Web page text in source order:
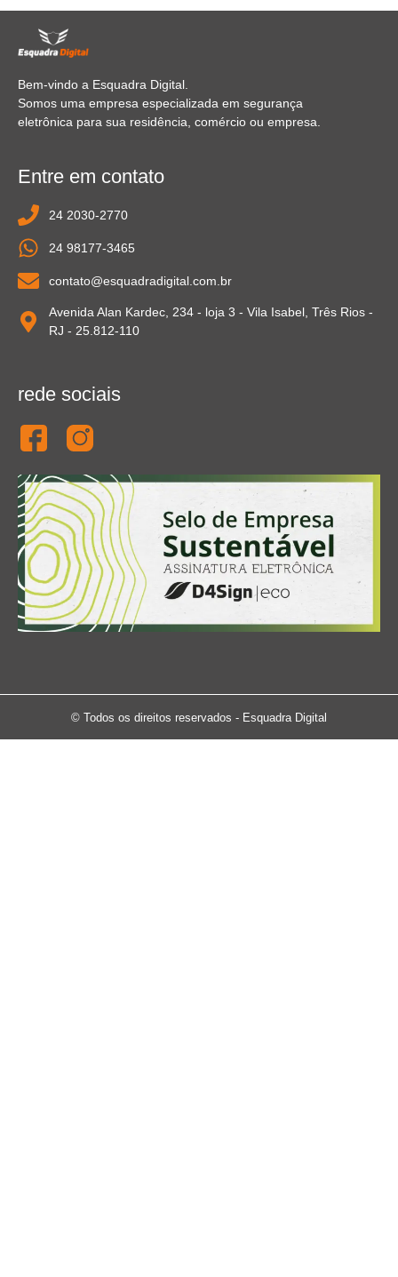
Bem-vindo a Esquadra Digital.
Somos uma empresa especializada em segurança
eletrônica para sua residência, comércio ou empresa.
Entre em contato
24 2030-2770
24 98177-3465
contato@esquadradigital.com.br
Avenida Alan Kardec, 234 - loja 3 - Vila Isabel, Três Rios -
RJ - 25.812-110
rede sociais
© Todos os direitos reservados - Esquadra Digital